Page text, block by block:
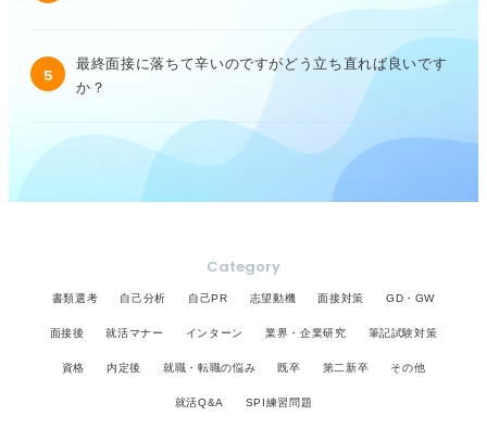
5
最終面接に落ちて辛いのですがどう立ち直れば良いです
か？
Category
書類選考 自己分析 自己PR 志望動機 面接対策 GD・GW
面接後 就活マナー インターン 業界・企業研究 筆記試験対策
資格 内定後 就職・転職の悩み 既卒 第二新卒 その他
就活Q&A SPI練習問題